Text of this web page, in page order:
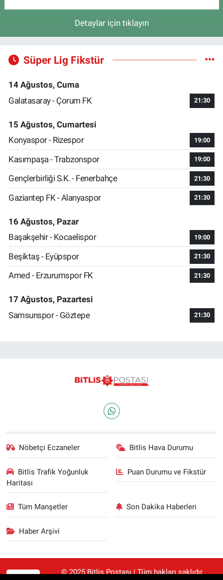
Detaylar için tıklayın
Süper Lig Fikstür
14 Ağustos, Cuma
Galatasaray - Çorum FK
21:30
15 Ağustos, Cumartesi
Konyaspor - Rizespor
19:00
Kasımpaşa - Trabzonspor 19:00
Gençlerbirliği S.K. - Fenerbahçe 21:30
Gaziantep FK - Alanyaspor 21:30
16 Ağustos, Pazar
Başakşehir - Kocaelispor
19:00
Beşiktaş - Eyüpspor 21:30
Amed - Erzurumspor FK 21:30
17 Ağustos, Pazartesi
Samsunspor - Göztepe
21:30
Nöbetçi Eczaneler Bitlis Hava Durumu
Bitlis Trafik Yoğunluk
Haritası
Puan Durumu ve Fikstür
Tüm Manşetler Son Dakika Haberleri
Haber Arşivi
© 2025 Bitlis Postası | Tüm hakları saklıdır.